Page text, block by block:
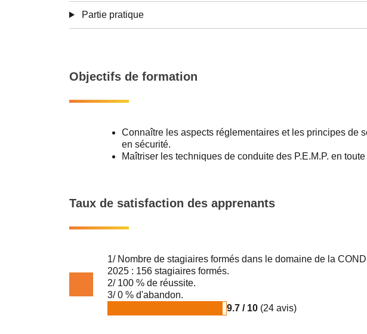
Partie pratique
Objectifs de formation
Connaître les aspects réglementaires et les principes de
en sécurité.
Maîtriser les techniques de conduite des P.E.M.P. en
Taux de satisfaction des apprenants
1/ Nombre de stagiaires formés dans le domaine de la
2025 : 156 stagiaires formés.
2/ 100 % de réussite.
3/ 0 % d'abandon.
9.7 / 10 (24 avis)